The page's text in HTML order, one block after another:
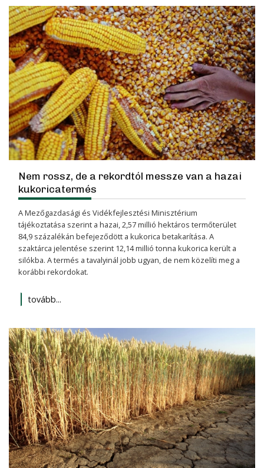
Nem rossz, de a rekordtól messze van a hazai
kukoricatermés
A Mezőgazdasági és Vidékfejlesztési Minisztérium
tájékoztatása szerint a hazai, 2,57 millió hektáros termőterület
84,9 százalékán befejeződött a kukorica betakarítása. A
szaktárca jelentése szerint 12,14 millió tonna kukorica került a
silókba. A termés a tavalyinál jobb ugyan, de nem közelíti meg a
korábbi rekordokat.
tovább...